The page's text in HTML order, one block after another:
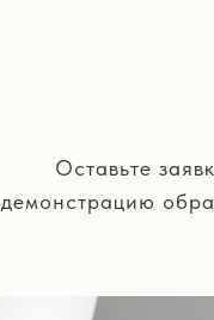
Оставьте
демонстрацию